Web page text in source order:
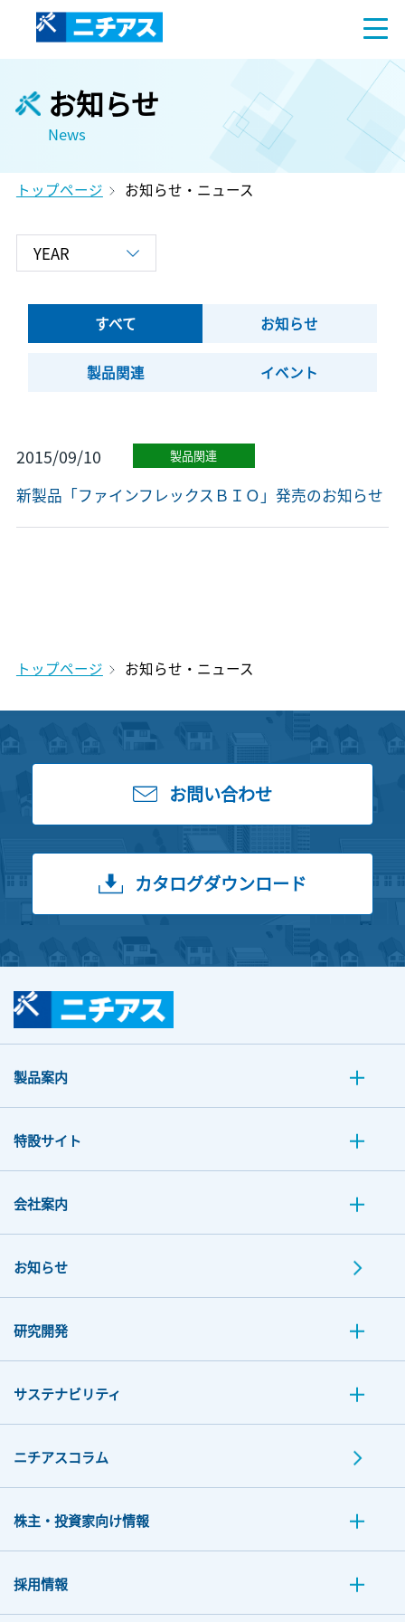
お知らせ
News
トップページ お知らせ・ニュース
すべて お知らせ
製品関連 イベント
2015/09/10 製品関連
新製品「ファインフレックスＢＩＯ」発売のお知らせ
トップページ お知らせ・ニュース
お問い合わせ
カタログダウンロード
製品案内
特設サイト
会社案内
お知らせ
研究開発
サステナビリティ
ニチアスコラム
株主・投資家向け情報
採用情報